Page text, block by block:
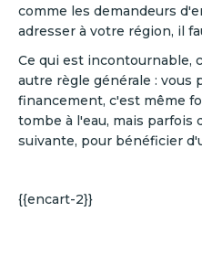
comme les demandeurs
adresser à votre région, il
Ce qui est incontournable,
autre règle générale : vous
financement, c'est même
tombe à l'eau, mais
suivante, pour bénéficier
{{encart-2}}